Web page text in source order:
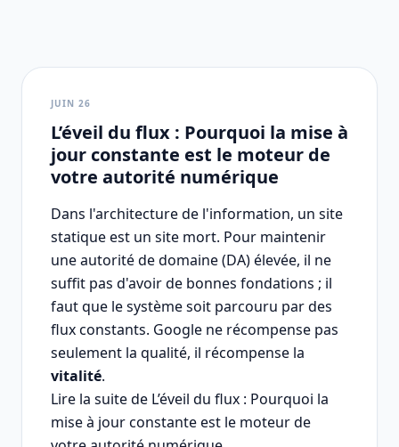
JUIN 26
L’éveil du flux : Pourquoi la mise à
jour constante est le moteur de
votre autorité numérique
Dans l'architecture de l'information, un site
statique est un site mort. Pour maintenir
une autorité de domaine (DA) élevée, il ne
suffit pas d'avoir de bonnes fondations ; il
faut que le système soit parcouru par des
flux constants. Google ne récompense pas
seulement la qualité, il récompense la
vitalité.
Lire la suite de L’éveil du flux : Pourquoi la
mise à jour constante est le moteur de